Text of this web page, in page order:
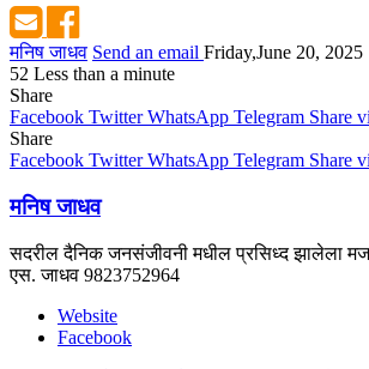
मनिष जाधव Send an email Friday,June 20, 2025
52 Less than a minute
Share
Facebook Twitter WhatsApp Telegram Share
Share
Facebook Twitter WhatsApp Telegram Share
मनिष जाधव
सदरील दैनिक जनसंजीवनी मधील प्रसिध्द झालेला
एस. जाधव 9823752964
Website
Facebook